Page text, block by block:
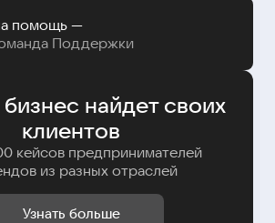
помощь —
Поддержки
найдет своих
клиентов
кейсов предпринимателей
из разных отраслей
Узнать больше